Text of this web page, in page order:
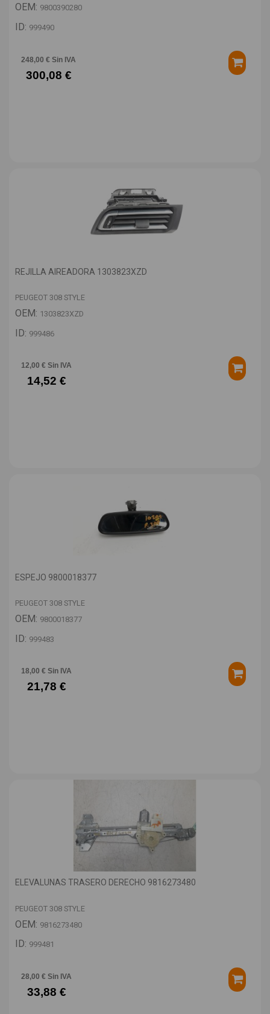
OEM: 9800390280
ID: 999490
248,00 € Sin IVA
300,08 €
REJILLA AIREADORA 1303823XZD
PEUGEOT 308 STYLE
OEM: 1303823XZD
ID: 999486
12,00 € Sin IVA
14,52 €
ESPEJO 9800018377
PEUGEOT 308 STYLE
OEM: 9800018377
ID: 999483
18,00 € Sin IVA
21,78 €
ELEVALUNAS TRASERO DERECHO 9816273480
PEUGEOT 308 STYLE
OEM: 9816273480
ID: 999481
28,00 € Sin IVA
33,88 €